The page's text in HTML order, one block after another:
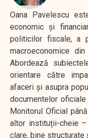
Oana Pavelescu
economic și
politicilor fiscale, a
macroeconomice
Abordează
orientare către
afaceri și asupra
documentelor
Monitorul Oficial
altor instituții-cheie
clare, bine